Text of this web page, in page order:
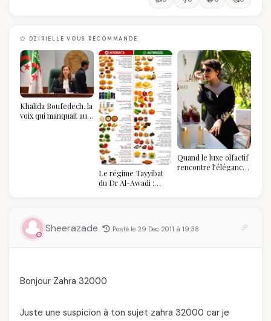
DZIRIELLE VOUS RECOMMANDE
Khalida Boufedech, la
voix qui manquait au
Le régime Tayyibat
du Dr Al-Awadi :
vraiment savoir
Quand le luxe olfactif
rencontre l’élégance
Sheerazade Posté le 29 Dec 2011 à 19:38
Bonjour Zahra 32000
Juste une suspicion à ton sujet zahra 32000 car je